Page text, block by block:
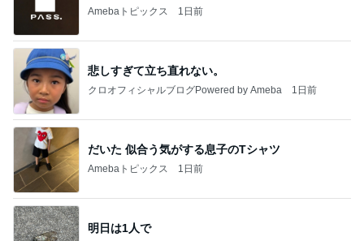
Amebaトピックス 1日前
悲しすぎて立ち直れない。
クロオフィシャルブログPowered by Ameba 1日前
だいた 似合う気がする息子のTシャツ
Amebaトピックス 1日前
明日は1人で